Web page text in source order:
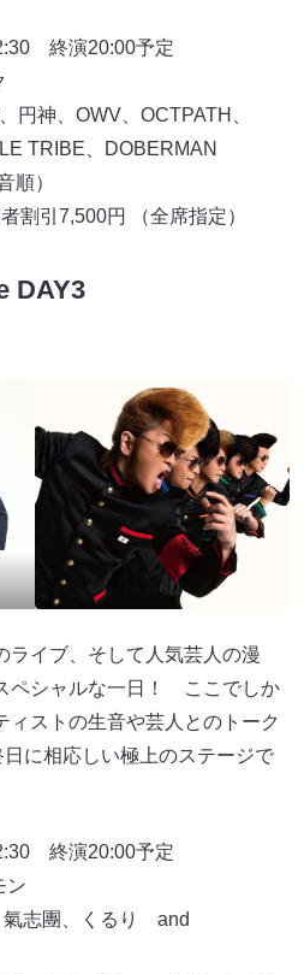
終演20:00予定
円神、OWV、OCTPATH、
TRIBE、DOBERMAN
順）
割引7,500円 （全席指定）
DAY3
ライブ、そして人気芸人の漫
ペシャルな一日！ ここでしか
ィストの生音や芸人とのトーク
に相応しい極上のステージで
終演20:00予定
ン
氣志團、くるり and